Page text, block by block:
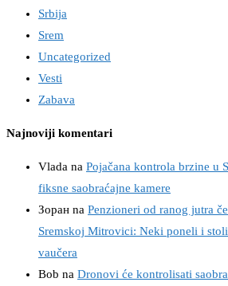
Srbija
Srem
Uncategorized
Vesti
Zabava
Najnoviji komentari
Vlada na Pojačana kontrola brzine u
fiksne saobraćajne kamere
Зоран na Penzioneri od ranog jutra
Sremskoj Mitrovici: Neki poneli i
vaučera
Bob na Dronovi će kontrolisati